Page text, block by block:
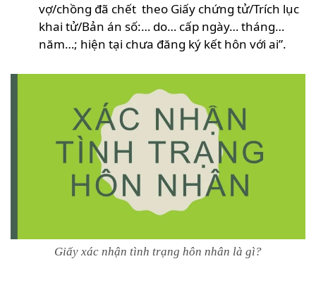
vợ/chồng đã chết theo Giấy chứng tử/Trích lục
khai tử/Bản án số:… do… cấp ngày… tháng…
năm…; hiện tại chưa đăng ký kết hôn với ai”.
Giấy xác nhận tình trạng hôn nhân là gì?